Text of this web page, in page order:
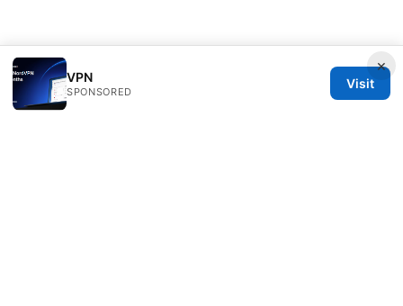
×
VPN
SPONSORED
Visit